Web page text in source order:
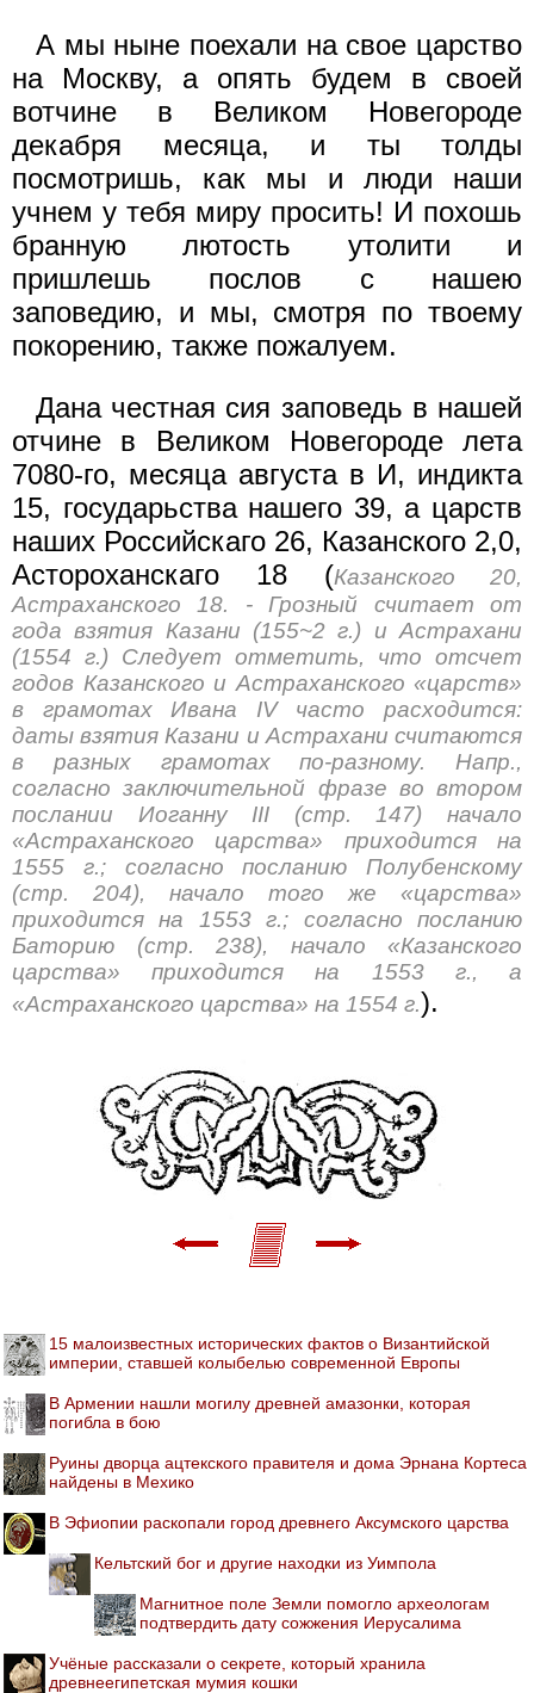
А мы ныне поехали на свое царство
на Москву, а опять будем в своей
вотчине в Великом Новегороде
декабря месяца, и ты толды
посмотришь, как мы и люди наши
учнем у тебя миру просить! И похошь
бранную лютость утолити и
пришлешь послов с нашею
заповедию, и мы, смотря по твоему
покорению, также пожалуем.
Дана честная сия заповедь в нашей
отчине в Великом Новегороде лета
7080-го, месяца августа в И, индикта
15, государьства нашего 39, а царств
наших Российскаго 26, Казанского 2,0,
Астороханскаго 18 (Казанского 20,
Астраханского 18. - Грозный считает от
года взятия Казани (155~2 г.) и Астрахани
(1554 г.) Следует отметить, что отсчет
годов Казанского и Астраханского «царств»
в грамотах Ивана IV часто расходится:
даты взятия Казани и Астрахани считаются
в разных грамотах по-разному. Напр.,
согласно заключительной фразе во втором
послании Иоганну III (стр. 147) начало
«Астраханского царства» приходится на
1555 г.; согласно посланию Полубенскому
(стр. 204), начало того же «царства»
приходится на 1553 г.; согласно посланию
Баторию (стр. 238), начало «Казанского
царства» приходится на 1553 г., а
«Астраханского царства» на 1554 г.).
15 малоизвестных исторических фактов о Византийской
империи, ставшей колыбелью современной Европы
В Армении нашли могилу древней амазонки, которая
погибла в бою
Руины дворца ацтекского правителя и дома Эрнана Кортеса
найдены в Мехико
В Эфиопии раскопали город древнего Аксумского царства
Кельтский бог и другие находки из Уимпола
Магнитное поле Земли помогло археологам
подтвердить дату сожжения Иерусалима
Учёные рассказали о секрете, который хранила
древнеегипетская мумия кошки